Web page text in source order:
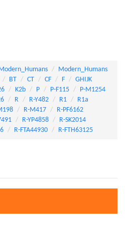
Modern_Humans
BT CT CF F
GHIJK
K2b P P-F115
P-M1254
R R-Y482 R1
R1a
R-M417
R-PF6162
R-YP4858
R-SK2014
R-FTA44930 R-FTH63125